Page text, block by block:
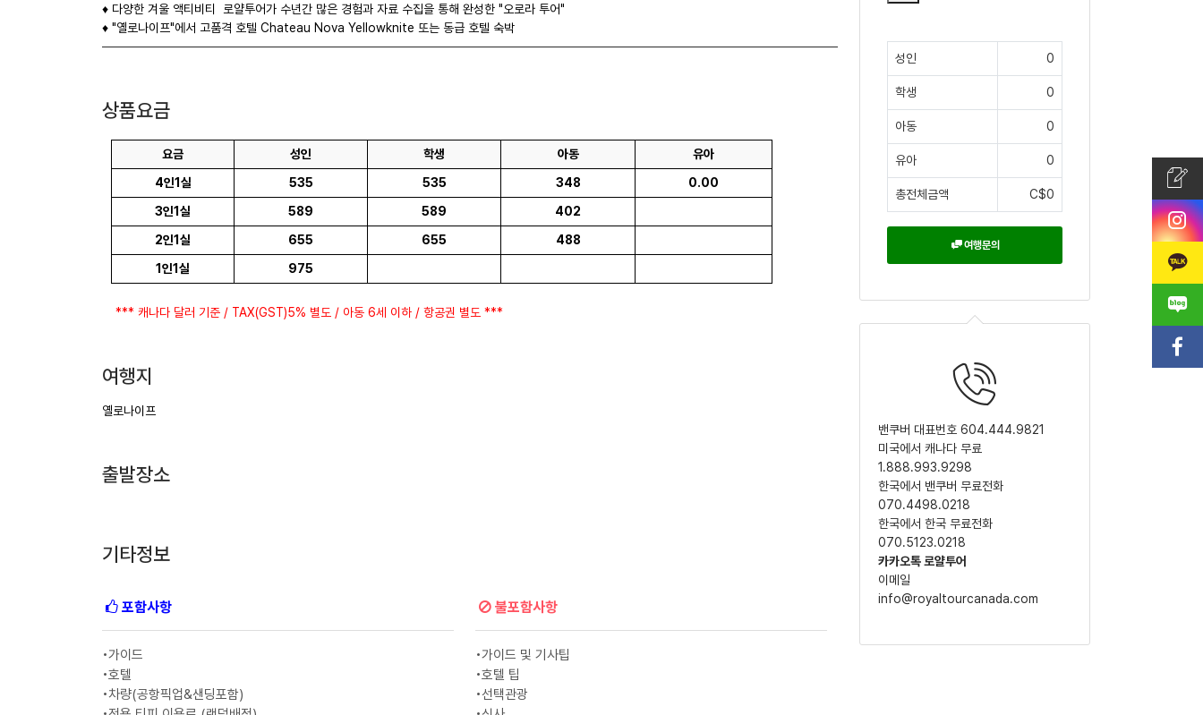
♦ 다양한 겨울 액티비티 로얄투어가 수년간 많은 경험과 자료 수집을 통해 완성한 "오로라 투어"
♦ "옐로나이프"에서 고품격 호텔 Chateau Nova Yellowknite 또는 동급 호텔 숙박
상품요금
요금 성인 학생 아동
유아
4인1실
535 535 348
0.00
3인1실
589 589
402
2인1실
655 655
488
1인1실
975
*** 캐나다 달러 기준 / TAX(GST)5% 별도 / 아동 6세 이하 / 항공권 별도 ***
여행지
옐로나이프
출발장소
기타정보
포함사항
•가이드
•호텔
•차량(공항픽업&샌딩포함)
불포함사항
•가이드 및 기사팁
•호텔 팁
•선택관광
성인 0
학생 0
아동 0
유아 0
총전체금액 C$0
여행문의
밴쿠버 대표번호 604.444.9821
미국에서 캐나다 무료
1.888.993.9298
한국에서 밴쿠버 무료전화
070.4498.0218
한국에서 한국 무료전화
070.5123.0218
카카오톡 로얄투어
이메일
info@royaltourcanada.com